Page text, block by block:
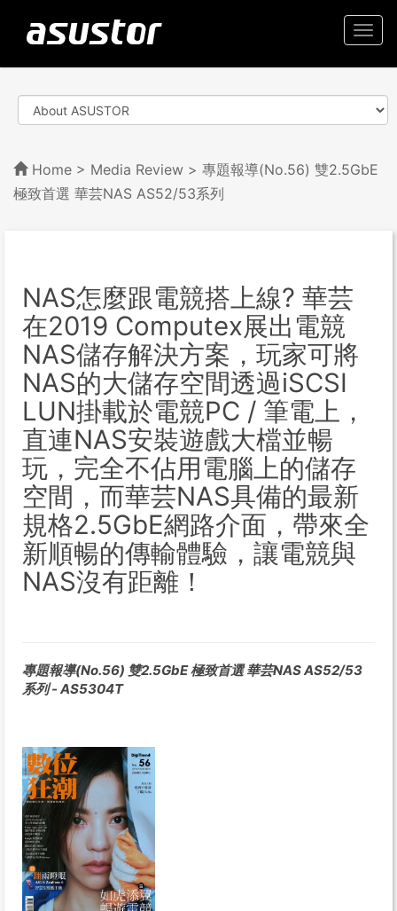
Home > Media Review > 專題報導(No.56) 雙2.5GbE
極致首選 華芸NAS AS52/53系列
NAS怎麼跟電競搭上線? 華芸
在2019 Computex展出電競
NAS儲存解決方案，玩家可將
NAS的大儲存空間透過iSCSI
LUN掛載於電競PC / 筆電上，
直連NAS安裝遊戲大檔並暢
玩，完全不佔用電腦上的儲存
空間，而華芸NAS具備的最新
規格2.5GbE網路介面，帶來全
新順暢的傳輸體驗，讓電競與
NAS沒有距離！
專題報導(No.56) 雙2.5GbE 極致首選 華芸NAS AS52/53
系列 - AS5304T